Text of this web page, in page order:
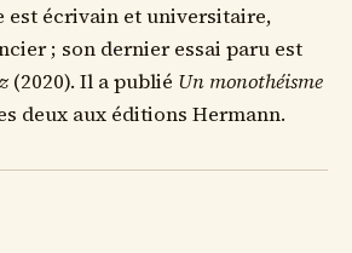
est écrivain et universitaire,
; son dernier essai paru est
(2020). Il a publié Un monothéisme
deux aux éditions Hermann.